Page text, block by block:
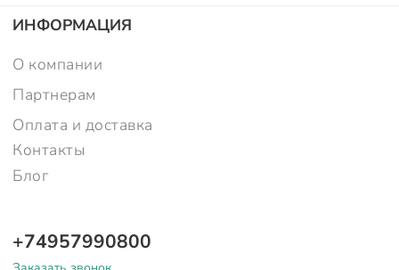
ИНФОРМАЦИЯ
О компании
Партнерам
Оплата и доставка
Контакты
Блог
+74957990800